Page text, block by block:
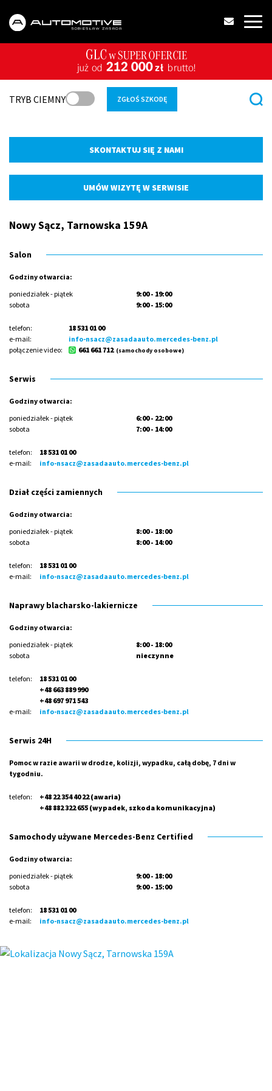
TRYB CIEMNY ZGŁOŚ SZKODĘ
SKONTAKTUJ SIĘ Z NAMI
UMÓW WIZYTĘ W SERWISIE
Nowy Sącz, Tarnowska 159A
Salon
Godziny otwarcia:
poniedziałek - piątek
9:00 - 19:00
sobota
9:00 - 15:00
telefon:
18 531 01 00
e-mail:
info-nsacz@zasadaauto.mercedes-benz.pl
połączenie video:
661 661 712 (samochody osobowe)
Serwis
Godziny otwarcia:
poniedziałek - piątek
6:00 - 22:00
sobota
7:00 - 14:00
telefon:
18 531 01 00
e-mail:
info-nsacz@zasadaauto.mercedes-benz.pl
Dział części zamiennych
Godziny otwarcia:
poniedziałek - piątek
8:00 - 18:00
sobota
8:00 - 14:00
telefon:
18 531 01 00
e-mail:
info-nsacz@zasadaauto.mercedes-benz.pl
Naprawy blacharsko-lakiernicze
Godziny otwarcia:
poniedziałek - piątek
8:00 - 18:00
sobota
nieczynne
telefon:
18 531 01 00
+48 663 889 990
+48 697 971 543
e-mail:
info-nsacz@zasadaauto.mercedes-benz.pl
Serwis 24H
Pomoc w razie awarii w drodze, kolizji, wypadku, całą dobę, 7 dni w
tygodniu.
telefon: +48 22 354 40 22(awaria)
+48 882 322 655 (wypadek, szkoda komunikacyjna)
Samochody używane Mercedes-Benz Certified
Godziny otwarcia:
poniedziałek - piątek
9:00 - 18:00
sobota
9:00 - 15:00
telefon:
18 531 01 00
e-mail:
info-nsacz@zasadaauto.mercedes-benz.pl